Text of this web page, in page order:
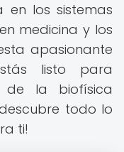
en los sistemas
medicina y los
apasionante
listo para
la biofísica
todo lo
ti!